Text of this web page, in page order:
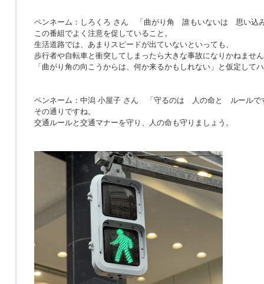
ペンネーム：しろくろ さん
「曲がり角 誰もいないは 思い込
この番組でよく注意を促していること。
生活道路では、あまりスピードが出ていないといっても、
歩行者や自転車と衝突してしまったら大きな事故になりかねませ
「曲がり角の向こうからは、何か来るかもしれない」と仮定して
ペンネーム：中潟 小屋子 さん 「 守るのは 人の命と ルールで
その通りですね。
交通ルールと交通マナーを守り、人の命も守りましょう。